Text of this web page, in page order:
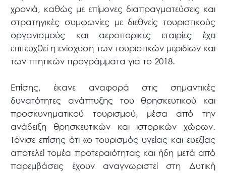
χρονιά, καθώς με επίμονες διαπραγματεύσεις και
στρατηγικές συμφωνίες με διεθνείς τουριστικούς
οργανισμούς και αεροπορικές εταιρίες έχει
επιτευχθεί η ενίσχυση των τουριστικών μεριδίων και
των πτητικών προγράμματα για το 2018.
Επίσης, έκανε αναφορά στις σημαντικές
δυνατότητες ανάπτυξης του θρησκευτικού και
προσκυνηματικού τουρισμού, μέσα από την
ανάδειξη θρησκευτικών και ιστορικών χώρων.
Τόνισε επίσης ότι «ο τουρισμός υγείας και ευεξίας
αποτελεί τομέα προτεραιότητας και ήδη μετά από
παρεμβάσεις έχουν αναγνωριστεί στη Δυτική